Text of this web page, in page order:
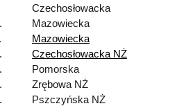
Czechosłowacka
Mazowiecka
Mazowiecka
Czechosłowacka NŻ
Pomorska
Zrębowa NŻ
Pszczyńska NŻ